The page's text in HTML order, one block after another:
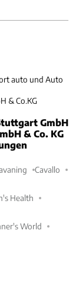
auto und Auto
& Co.KG
GmbH
& Co. KG
Cavallo
Health
World